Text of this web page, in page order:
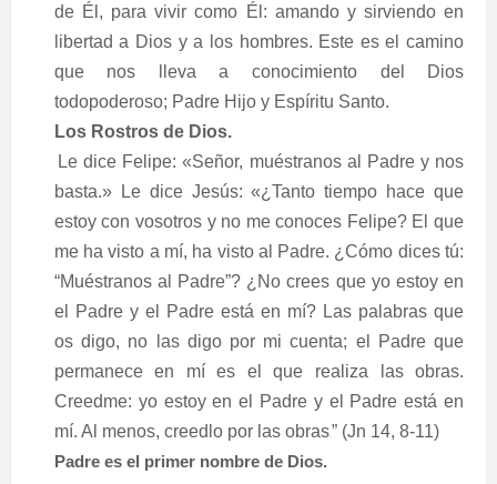
de Él, para vivir como Él: amando y sirviendo en
libertad a Dios y a los hombres. Este es el camino
que nos lleva a conocimiento del Dios
todopoderoso; Padre Hijo y Espíritu Santo.
Los Rostros de Dios.
Le dice Felipe: «Señor, muéstranos al Padre y nos
basta.» Le dice Jesús: «¿Tanto tiempo hace que
estoy con vosotros y no me conoces Felipe? El que
me ha visto a mí, ha visto al Padre. ¿Cómo dices tú:
“Muéstranos al Padre”? ¿No crees que yo estoy en
el Padre y el Padre está en mí? Las palabras que
os digo, no las digo por mi cuenta; el Padre que
permanece en mí es el que realiza las obras.
Creedme: yo estoy en el Padre y el Padre está en
mí. Al menos, creedlo por las obras. ” (Jn 14, 8-11)
Padre es el primer nombre de Dios.